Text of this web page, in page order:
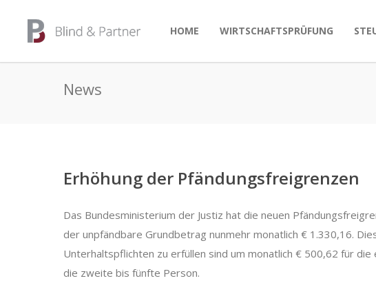
HOME WIRTSCHAFTSPRÜFUNG
News
Erhöhung der Pfändungsfreigrenzen
Das Bundesministerium der Justiz hat die neuen
der unpfändbare Grundbetrag nunmehr monatlich € 1.330,16.
Unterhaltspflichten zu erfüllen sind um monatlich € 500,62 für
die zweite bis fünfte Person.